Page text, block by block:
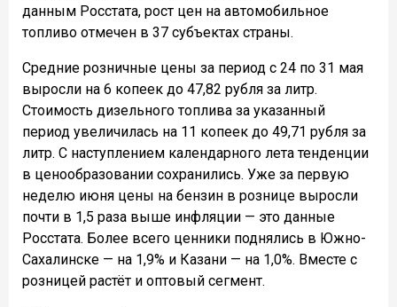
данным Росстата, рост цен на автомобильное
топливо отмечен в 37 субъектах страны.
Средние розничные цены за период с 24 по 31 мая
выросли на 6 копеек до 47,82 рубля за литр.
Стоимость дизельного топлива за указанный
период увеличилась на 11 копеек до 49,71 рубля за
литр. С наступлением календарного лета тенденции
в ценообразовании сохранились. Уже за первую
неделю июня цены на бензин в рознице выросли
почти в 1,5 раза выше инфляции — это данные
Росстата. Более всего ценники поднялись в Южно-
Сахалинске — на 1,9% и Казани — на 1,0%. Вместе с
розницей растёт и оптовый сегмент.